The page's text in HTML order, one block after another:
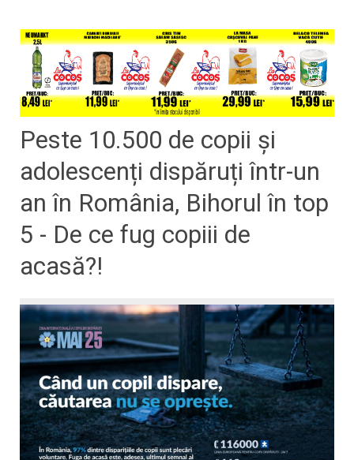
Peste 10.500 de copii și
adolescenți dispăruți într-un
an în România, Bihorul în top
5 - De ce fug copiii de
acasă?!